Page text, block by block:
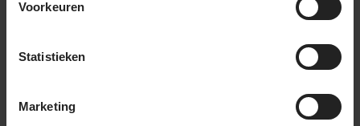
Voorkeuren
Statistieken
Marketing
185/60R15 88T EXTRALOAD
195/60R15 88H